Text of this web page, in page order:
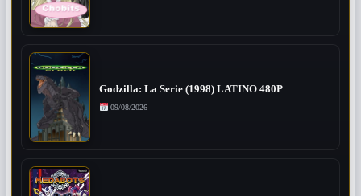
Godzilla: La Serie (1998) LATINO 480P
09/08/2026